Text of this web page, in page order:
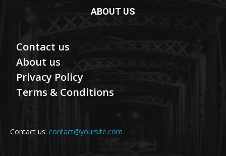
ABOUT US
Contact us
About us
Privacy Policy
Terms & Conditions
Contact us: contact@yoursite.com